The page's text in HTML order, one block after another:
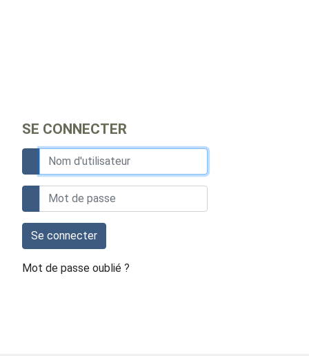
SE CONNECTER
Se connecter
Mot de passe oublié ?